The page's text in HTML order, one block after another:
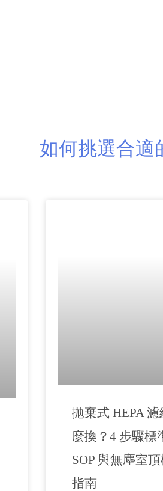
如何挑選合適
拋棄式 HEPA
麼換？4 步驟標
SOP 與無塵室
指南